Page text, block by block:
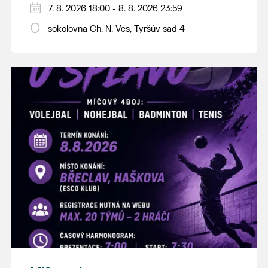
PÁTEK 7. srpna
18:00 - ruční stavění máje
14:00 - krojový průvod pro stárky od
hostince “U Buvola”
16:00 - odpolední zábava na sokolovně
21:00 - večerní zábava
K tanci a poslechu bude hrát DH
Lanžhotčané.
Těšíme se na Vás!
7. 8. 2026 18:00 - 8. 8. 2026 23:59
sokolovna Ch. N. Ves, Tyršův sad 4